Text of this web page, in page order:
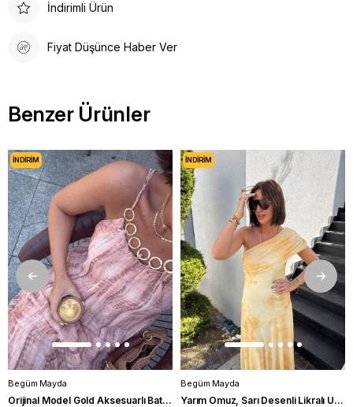
İndirimli Ürün
Fiyat Düşünce Haber Ver
Benzer Ürünler
Begüm Mayda
Orijinal Model Gold Aksesuarlı Batik Desenli Elbise
İNDIRIM
Begüm Mayda
Yarım Omuz, Sarı Desenli Likralı Uzun Elbise
İNDIRIM